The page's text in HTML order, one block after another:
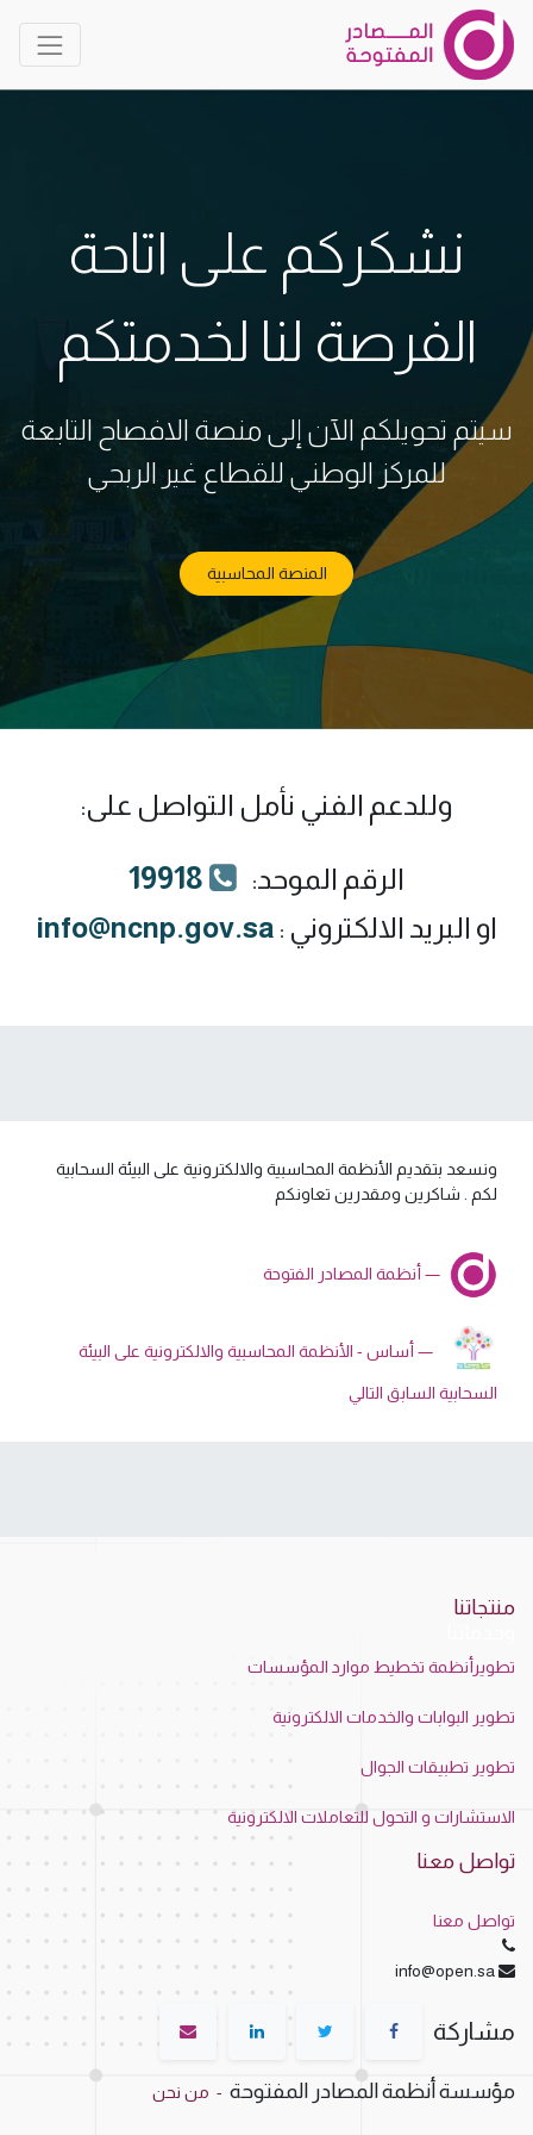
نشكركم على اتاحة
الفرصة لنا لخدمتكم
سيتم تحويلكم الآن إلى منصة الافصاح التابعة
للمركز الوطني للقطاع غير الربحي
المنصة المحاسبية
وللدعم الفني نأمل التواصل على:
الرقم الموحد: 19918
او البريد الالكتروني : info@ncnp.gov.sa
ونسعد بتقديم الأنظمة المحاسبية والالكترونية على البيئة السحابية
لكم . شاكرين ومقدرين تعاونكم
— أنظمة المصادر الفتوحة
— أساس - الأنظمة المحاسبية والالكترونية على البيئة
السحابية السابق التالي
منتجاتنا
تطويرأنظمة تخطيط موارد المؤسسات
تطوير البوابات والخدمات الالكترونية
تطوير تطبيقات الجوال
الاستشارات و التحول للتعاملات الالكترونية
تواصل معنا
تواصل معنا
info@open.sa
مشاركة
مؤسسة أنظمة المصادر المفتوحة - من نحن